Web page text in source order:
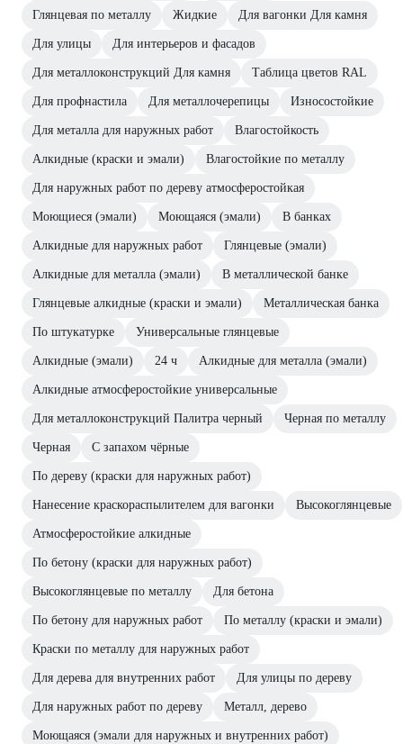
Глянцевая по металлу Жидкие Для вагонки Для камня
Для улицы Для интерьеров и фасадов
Для металлоконструкций Для камня Таблица цветов RAL
Для профнастила Для металлочерепицы Износостойкие
Для металла для наружных работ Влагостойкость
Алкидные (краски и эмали) Влагостойкие по металлу
Для наружных работ по дереву атмосферостойкая
Моющиеся (эмали) Моющаяся (эмали) В банках
Алкидные для наружных работ Глянцевые (эмали)
Алкидные для металла (эмали) В металлической банке
Глянцевые алкидные (краски и эмали) Металлическая банка
По штукатурке Универсальные глянцевые
Алкидные (эмали) 24 ч Алкидные для металла (эмали)
Алкидные атмосферостойкие универсальные
Для металлоконструкций Палитра черный Черная по металлу
Черная С запахом чёрные
По дереву (краски для наружных работ)
Нанесение краскораспылителем для вагонки Высокоглянцевые
Атмосферостойкие алкидные
По бетону (краски для наружных работ)
Высокоглянцевые по металлу Для бетона
По бетону для наружных работ По металлу (краски и эмали)
Краски по металлу для наружных работ
Для дерева для внутренних работ Для улицы по дереву
Для наружных работ по дереву Металл, дерево
Моющаяся (эмали для наружных и внутренних работ)